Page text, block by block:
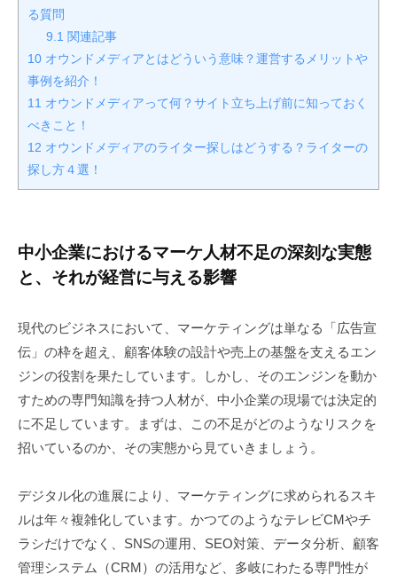
る質問
9.1 関連記事
10 オウンドメディアとはどういう意味？運営するメリットや
事例を紹介！
11 オウンドメディアって何？サイト立ち上げ前に知っておく
べきこと！
12 オウンドメディアのライター探しはどうする？ライターの
探し方４選！
中小企業におけるマーケ人材不足の深刻な実態
と、それが経営に与える影響
現代のビジネスにおいて、マーケティングは単なる「広告宣
伝」の枠を超え、顧客体験の設計や売上の基盤を支えるエン
ジンの役割を果たしています。しかし、そのエンジンを動か
すための専門知識を持つ人材が、中小企業の現場では決定的
に不足しています。まずは、この不足がどのようなリスクを
招いているのか、その実態から見ていきましょう。
デジタル化の進展により、マーケティングに求められるスキ
ルは年々複雑化しています。かつてのようなテレビCMやチ
ラシだけでなく、SNSの運用、SEO対策、データ分析、顧客
管理システム（CRM）の活用など、多岐にわたる専門性が